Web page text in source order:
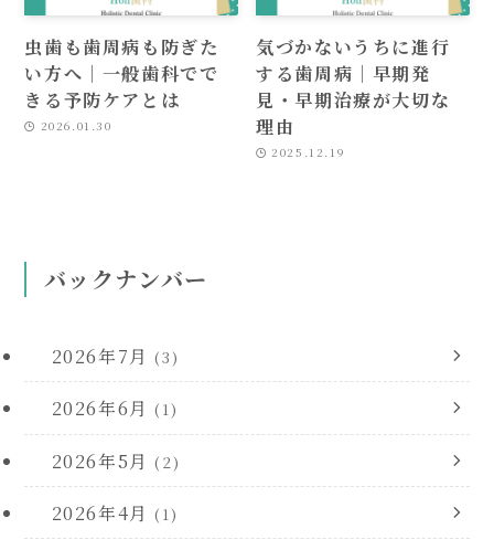
虫歯も歯周病も防ぎた
い方へ｜一般歯科でで
きる予防ケアとは
2026.01.30
気づかないうちに進行
する歯周病｜早期発
見・早期治療が大切な
理由
2025.12.19
バックナンバー
2026年7月 (3)
2026年6月 (1)
2026年5月 (2)
2026年4月 (1)